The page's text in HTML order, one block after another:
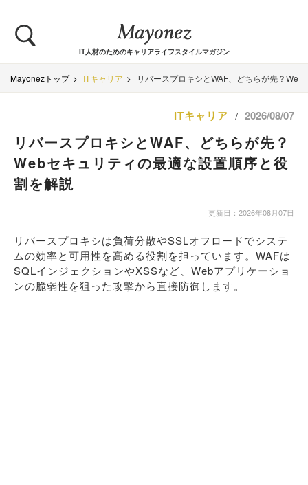
IT人材のためのキャリアライフスタイルマガジン
Mayonezトップ ITキャリア リバースプロキシとWAF、どちらが先？
ITキャリア / 2026/08/07
リバースプロキシとWAF、どちらが先？
Webセキュリティの最適な設置順序と役
割を解説
更新日：2026年08月07日
リバースプロキシは負荷分散やSSLオフロードでシステ
ムの効率と可用性を高める役割を担っています。WAFは
SQLインジェクションやXSSなど、Webアプリケーショ
ンの脆弱性を狙った攻撃から直接防御します。